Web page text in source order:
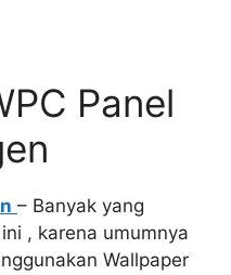
Panel
– Banyak yang
, karena umumnya
Wallpaper